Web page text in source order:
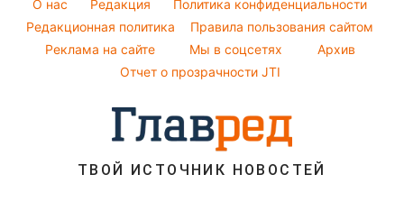
Максим Галкин
Настя Каменских
Пылевая буря
Модные ошибки
Новости моды
Советы от Андре Тана
O нас Редакция
Политика конфиденциальности
Редакционная политика
Правила пользования сайтом
Реклама на сайте
Мы в соцсетях
Архив
Отчет о прозрачности JTI
ТВОЙ ИСТОЧНИК НОВОСТЕЙ